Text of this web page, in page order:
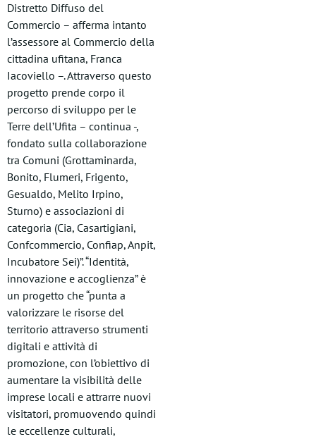
Distretto Diffuso del
Commercio – afferma intanto
l’assessore al Commercio della
cittadina ufitana, Franca
Iacoviello –. Attraverso questo
progetto prende corpo il
percorso di sviluppo per le
Terre dell’Ufita – continua -,
fondato sulla collaborazione
tra Comuni (Grottaminarda,
Bonito, Flumeri, Frigento,
Gesualdo, Melito Irpino,
Sturno) e associazioni di
categoria (Cia, Casartigiani,
Confcommercio, Confiap, Anpit,
Incubatore Sei)”. “Identità,
innovazione e accoglienza” è
un progetto che “punta a
valorizzare le risorse del
territorio attraverso strumenti
digitali e attività di
promozione, con l’obiettivo di
aumentare la visibilità delle
imprese locali e attrarre nuovi
visitatori, promuovendo quindi
le eccellenze culturali,